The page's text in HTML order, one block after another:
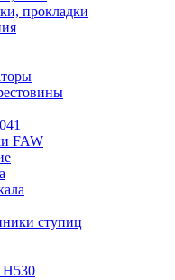
прокладки
FAW
ступиц